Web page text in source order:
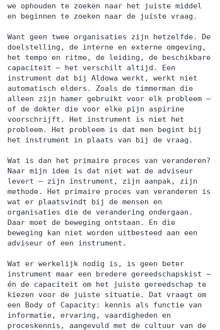
we ophouden te zoeken naar het juiste middel
en beginnen te zoeken naar de juiste vraag.
Want geen twee organisaties zijn hetzelfde. De
doelstelling, de interne en externe omgeving,
het tempo en ritme, de leiding, de beschikbare
capaciteit — het verschilt altijd. Een
instrument dat bij Aldowa werkt, werkt niet
automatisch elders. Zoals de timmerman die
alleen zijn hamer gebruikt voor elk probleem —
of de dokter die voor elke pijn aspirine
voorschrijft. Het instrument is niet het
probleem. Het probleem is dat men begint bij
het instrument in plaats van bij de vraag.
Wat is dan het primaire proces van veranderen?
Naar mijn idee is dat niet wat de adviseur
levert — zijn instrument, zijn aanpak, zijn
methode. Het primaire proces van veranderen is
wat er plaatsvindt bij de mensen en
organisaties die de verandering ondergaan.
Daar moet de beweging ontstaan. En die
beweging kan niet worden uitbesteed aan een
adviseur of een instrument.
Wat er werkelijk nodig is, is geen beter
instrument maar een bredere gereedschapskist —
én de capaciteit om het juiste gereedschap te
kiezen voor de juiste situatie. Dat vraagt om
een Body of Capacity: kennis als functie van
informatie, ervaring, vaardigheden en
proceskennis, aangevuld met de cultuur van de